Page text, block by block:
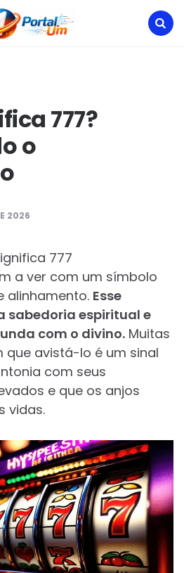
777?
o
2026
777
a ver com um símbolo
alinhamento. Esse
sabedoria espiritual e
com o divino. Muitas
que avistá-lo é um sinal
com seus
e que os anjos
vidas.